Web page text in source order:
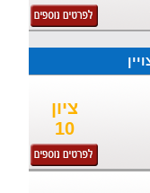
ציון
10